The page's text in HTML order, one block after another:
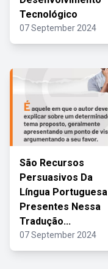
Tecnológico
07 September 2024
São Recursos
Persuasivos Da
Língua Portuguesa
Presentes Nessa
Tradução...
07 September 2024